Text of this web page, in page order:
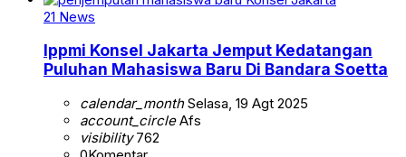
21 News
Ippmi Konsel Jakarta Jemput Kedatangan
Puluhan Mahasiswa Baru Di Bandara Soetta
calendar_monthSelasa, 19 Agt 2025
account_circleAfs
visibility762